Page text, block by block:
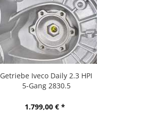
Getriebe Iveco Daily 2.3 HPI
5-Gang 2830.5
1.799,00 € *